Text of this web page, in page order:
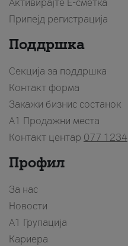
Активирајте Е-сметка
Припејд регистрација
Поддршка
Секција за поддршка
Контакт форма
Закажи бизнис состанок
A1 Продажни места
Контакт центар 077 1234
Профил
За нас
Новости
А1 Групација
Кариера